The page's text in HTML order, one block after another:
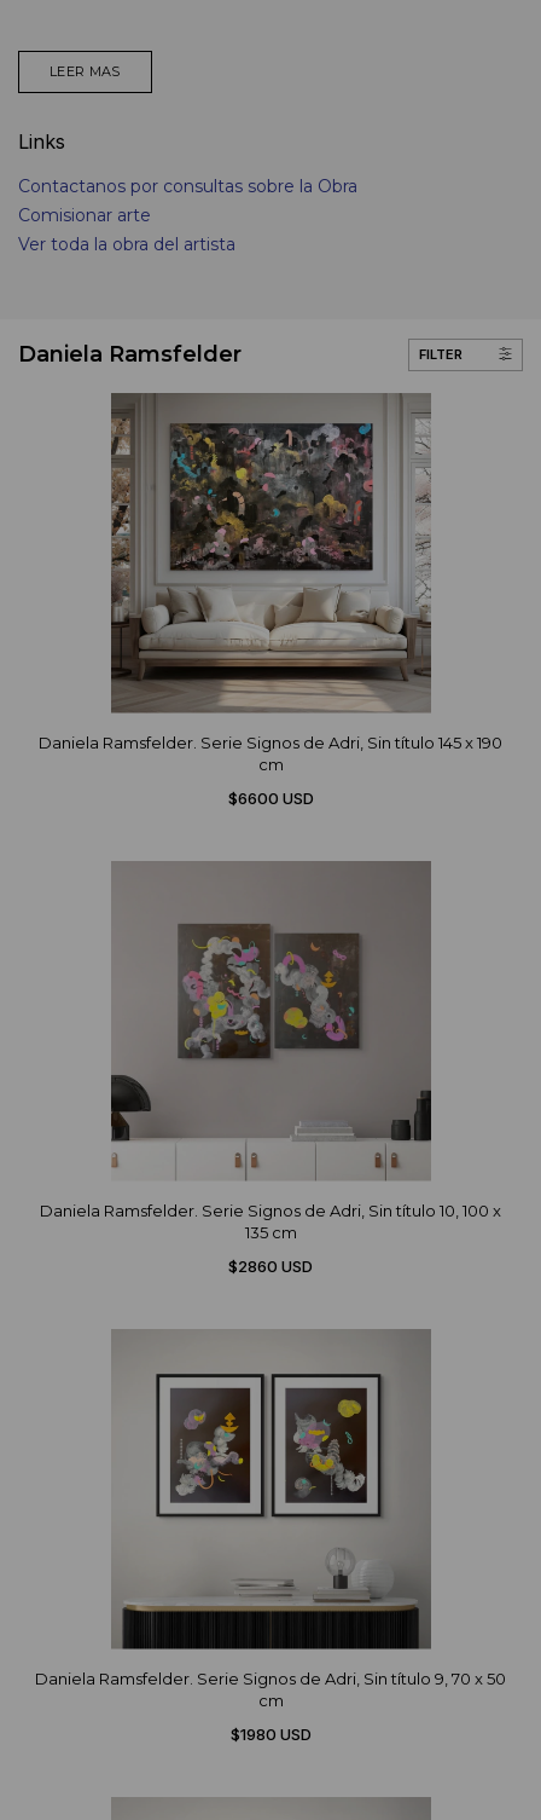
LEER MAS
Links
Contactanos por consultas sobre la Obra
Comisionar arte
Ver toda la obra del artista
Daniela Ramsfelder FILTER
Daniela Ramsfelder. Serie Signos de Adri, Sin título 145 x 190
cm
$6600 USD
Daniela Ramsfelder. Serie Signos de Adri, Sin título 10, 100 x
135 cm
$2860 USD
Daniela Ramsfelder. Serie Signos de Adri, Sin título 9, 70 x 50
cm
$1980 USD